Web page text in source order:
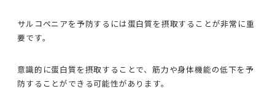
サルコペニアを予防するには蛋白質を摂取することが非常に重
要です。
意識的に蛋白質を摂取することで、筋力や身体機能の低下を予
防することができる可能性があります。